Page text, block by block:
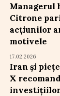
Managerul
Citrone
acțiunilor
motivele
17.02.2026
Iran și
X
investițiilor